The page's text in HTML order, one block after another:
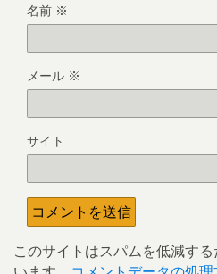
名前 ※
メール ※
サイト
このサイトはスパムを低減す